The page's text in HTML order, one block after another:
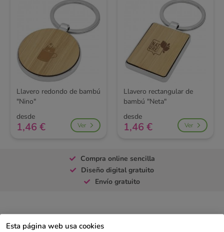
Esta página web usa cookies
Llavero redondo de bambú
"Nino"
desde
1,46 € Ver
Llavero rectangular de
bambú "Neta"
desde
1,46 € Ver
Compra online sencilla
Diseño digital gratuito
Envío gratuito